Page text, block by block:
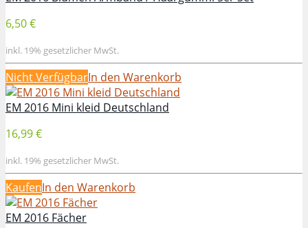
6,50 €
inkl. 19% gesetzlicher MwSt.
Nicht VerfügbarIn den Warenkorb
EM 2016 Mini kleid Deutschland
16,99 €
inkl. 19% gesetzlicher MwSt.
KaufenIn den Warenkorb
EM 2016 Fächer